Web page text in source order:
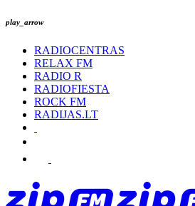
play_arrow
RADIOCENTRAS
RELAX FM
RADIO R
RADIOFIESTA
ROCK FM
RADIJAS.LT